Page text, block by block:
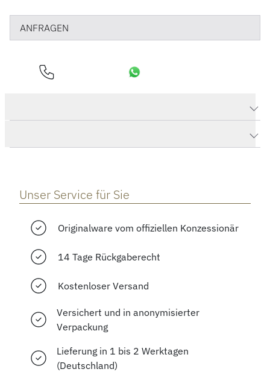
ANFRAGEN
Unser Service für Sie
Originalware vom offiziellen Konzessionär
14 Tage Rückgaberecht
Kostenloser Versand
Versichert und in anonymisierter
Verpackung
Lieferung in 1 bis 2 Werktagen
(Deutschland)